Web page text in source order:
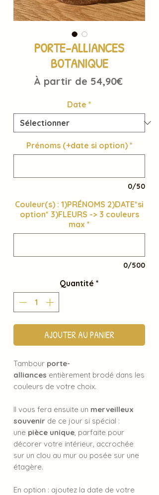
PORTE-ALLIANCES
BOTANIQUE
À partir de 54,90€Prix
Date *
Prénoms (+date si option) *
0/50
Couleur(s) : 1)PRÉNOMS 2)DATE*si
option* 3)FLEURS -> 3 couleurs
max *
0/500
Quantité *
AJOUTER AU PANIER
Tambour porte-
alliances entièrement brodé dans les
couleurs de votre choix.
Il vous fera ensuite un merveilleux
souvenir de ce jour si spécial :
une pièce unique , parfaite pour
décorer votre intérieur, accrochée
sur un clou au mur ou posée sur une
étagère.
En option : ajoutez la date de votre